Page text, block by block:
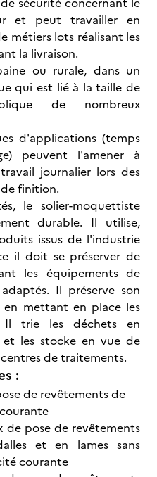
et peut travailler en
métiers lots réalisant les
la livraison.
ou rurale, dans un
qui est lié à la taille de
de nombreux
d'applications (temps
peuvent l'amener à
journalier lors des
finition.
le solier-moquettiste
durable. Il utilise,
issus de l'industrie
il doit se préserver de
les équipements de
Il préserve son
mettant en place les
Il trie les déchets en
les stocke en vue de
de traitements.
:
de revêtements de
de pose de revêtements
et en lames sans
courante